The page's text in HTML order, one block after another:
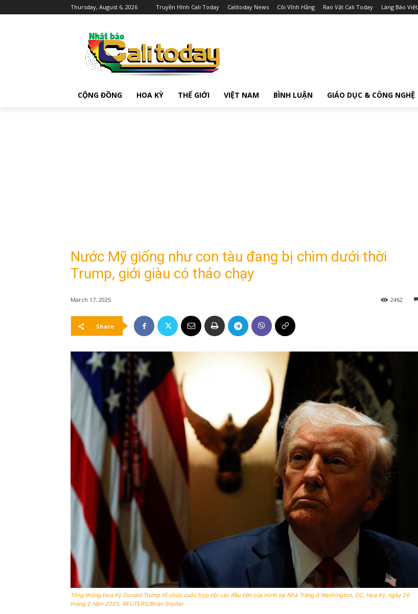
Thursday, August 6, 2026 Truyền Hình Cali Today Calitoday News Cõi Vĩnh Hằng Rao Vặt Cali Today Làng Báo Việt
CỘNG ĐỒNG HOA KỲ THẾ GIỚI VIỆT NAM BÌNH LUẬN GIÁO DỤC & CÔNG NGHỆ
Nước Mỹ giống như con tàu đang bị chìm dưới thời
Trump, giới giàu có tháo chạy
March 17, 2025 2462
Share
Tổng thống Hoa Kỳ Donald Trump tổ chức cuộc họp nội các đầu tiên của mình tại Nhà Trắng ở Washington, DC, Hoa Kỳ, ngày 26
tháng 2 năm 2025. REUTERS/Brian Snyder